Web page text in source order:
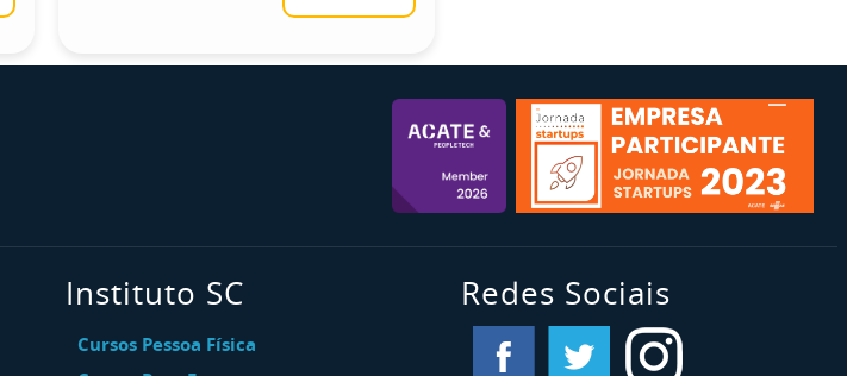
Instituto SC
Cursos Pessoa Física
Redes Sociais